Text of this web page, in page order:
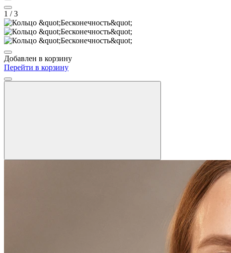
1 / 3
Добавлен в корзину
Перейти в корзину